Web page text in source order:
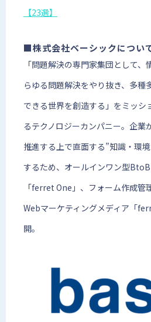
【23選】
■株式会社ベーシックについ
「問題解決の専門家集団として
らゆる問題解決をやり抜き、多種
できる世界を創造する」をミッシ
るテクノロジーカンパニー。企業
推進する上で直面する”知識・環
するため、オールインワン型
「ferret One」、フォーム作成管
Webマーケティングメディア「
開。